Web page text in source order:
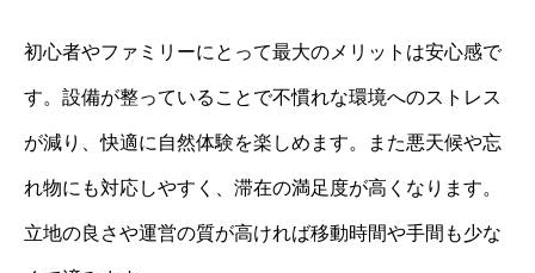
初心者やファミリーにとって最大のメリットは安心感で
す。設備が整っていることで不慣れな環境へのストレス
が減り、快適に自然体験を楽しめます。また悪天候や忘
れ物にも対応しやすく、滞在の満足度が高くなります。
立地の良さや運営の質が高ければ移動時間や手間も少な